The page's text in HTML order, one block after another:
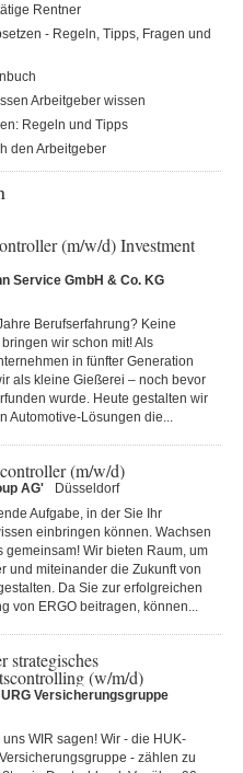
Rentner
- Regeln, Tipps, Fragen und
Arbeitgeber wissen
Regeln und Tipps
den Arbeitgeber
(m/w/d) Investment
Service GmbH & Co. KG
Berufserfahrung? Keine
wir schon mit! Als
in fünfter Generation
als kleine Gießerei – noch bevor
wurde. Heute gestalten wir
Automotive-Lösungen die...
(m/w/d)
AG'
Düsseldorf
Aufgabe, in der Sie Ihr
einbringen können. Wachsen
gemeinsam! Wir bieten Raum, um
und miteinander die Zukunft von
Da Sie zur erfolgreichen
von ERGO beitragen, können...
strategisches
(w/m/d)
Versicherungsgruppe
uns WIR sagen! Wir - die HUK-
- zählen zu